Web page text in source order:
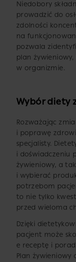
Niedobory
prowadzić do
zdolności
na
pozwala
plan
w organizmie.
Wybór diety
Rozważając
i poprawę
specjalisty.
i doświadczeniu
żywieniowy, a
i wybierać
potrzebom
to nie tylko
przed wieloma
Dzięki
pacjent może
e receptę i
Plan